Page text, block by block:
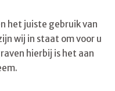
het juiste gebruik van
wij in staat om voor u
hierbij is het aan